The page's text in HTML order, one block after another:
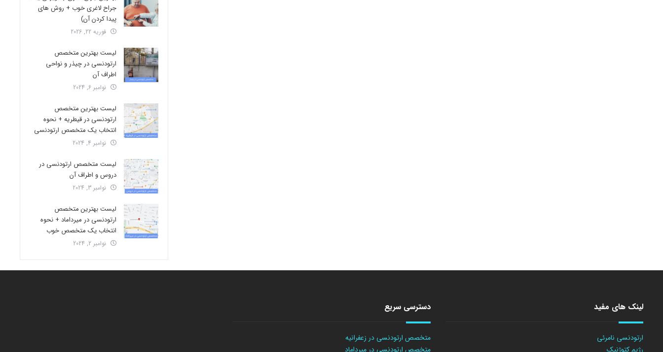
جراح لاغری خوب + روش های
پیدا کردن آن)
فوریه 22, 2026
لیست بهترین متخصص
ارتودنسی در چیذر و نواحی
اطراف آن
نوامبر 6, 2024
لیست بهترین متخصص
ارتودنسی در قیطریه + نحوه
انتخاب یک متخصص ارتودنسی
نوامبر 4, 2024
لیست متخصص ارتودنسی در
دروس و اطراف آن
نوامبر 3, 2024
لیست بهترین متخصص
ارتودنسی در میرداماد + نحوه
انتخاب یک متخصص خوب
نوامبر 2, 2024
لینک های مفید
ارتودنسی نامرئی
رژیم کتوژنیک
دسترسی سریع
متخصص ارتودنسی در زعفرانیه
متخصص ارتودنسی در میرداماد